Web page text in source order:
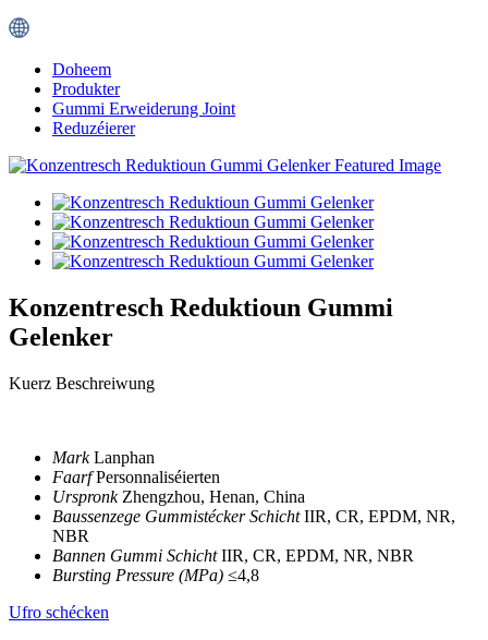
Doheem
Produkter
Gummi Erweiderung Joint
Reduzéierer
Konzentresch Reduktioun Gummi
Gelenker
Kuerz Beschreiwung
Mark Lanphan
Faarf Personnaliséierten
Urspronk Zhengzhou, Henan, China
Baussenzege Gummistécker Schicht IIR, CR, EPDM, NR,
NBR
Bannen Gummi Schicht IIR, CR, EPDM, NR, NBR
Bursting Pressure (MPa) ≤4,8
Ufro schécken